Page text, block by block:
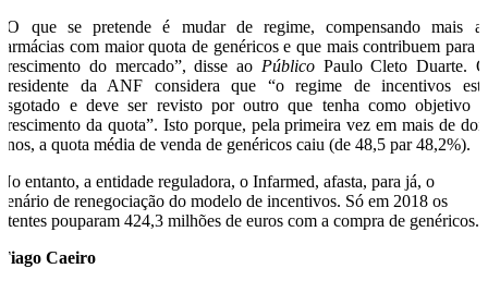
“O que se pretende é mudar de regime, compensando mais as
farmácias com maior quota de genéricos e que mais contribuem para o
crescimento do mercado”, disse ao PúblicoPaulo Cleto Duarte. O
presidente da ANF considera que “o regime de incentivos está
esgotado e deve ser revisto por outro que tenha como objetivo o
crescimento da quota”. Isto porque, pela primeira vez em mais de dois
anos, a quota média de venda de genéricos caiu (de 48,5 par 48,2%).
No entanto, a entidade reguladora, o Infarmed, afasta, para já, o
cenário de renegociação do modelo de incentivos. Só em 2018 os
utentes pouparam 424,3 milhões de euros com a compra de genéricos.
Tiago Caeiro